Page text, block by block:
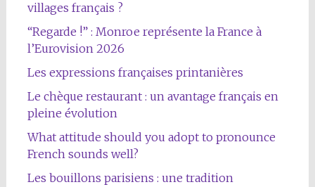
villages français ?
“Regarde !” : Monroe représente la France à
l’Eurovision 2026
Les expressions françaises printanières
Le chèque restaurant : un avantage français en
pleine évolution
What attitude should you adopt to pronounce
French sounds well?
Les bouillons parisiens : une tradition